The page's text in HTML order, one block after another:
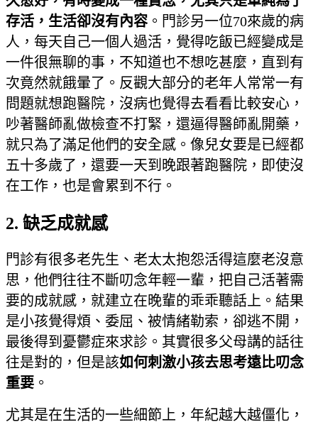
存活，生活卻沒有內容。門診另一位70來歲的病
人，每天自己一個人過活，覺得吃飯已經變成是
一件很無聊的事，不知道也不想吃甚麼，直到有
次竟然就餓暈了。反觀大部分的老年人常常一有
問題就想跑醫院，沒病也覺得去看看比較安心，
吵著醫師亂做檢查不打緊，還逼得醫師亂開藥，
就只為了滿足他們的安全感。像兒女要是已經都
五十多歲了，還要一天到晚跟著跑醫院，即使沒
在工作，也是會累到不行。
2. 缺乏成就感
門診有很多老先生、老太太抱怨活得這麼老沒意
思，他們往往不斷叨念年輕一輩，把自己活著需
要的成就感，就建立在晚輩的乖乖聽話上。結果
是小孩覺得煩、委屈、被情緒勒索，卻逃不開，
最後得到憂鬱症來求診。其實很多父母講的話往
往是對的，但是該如何刺激小孩去思考遠比叨念
重要 。
尤其是在生活的一些細節上，年紀越大越僵化，